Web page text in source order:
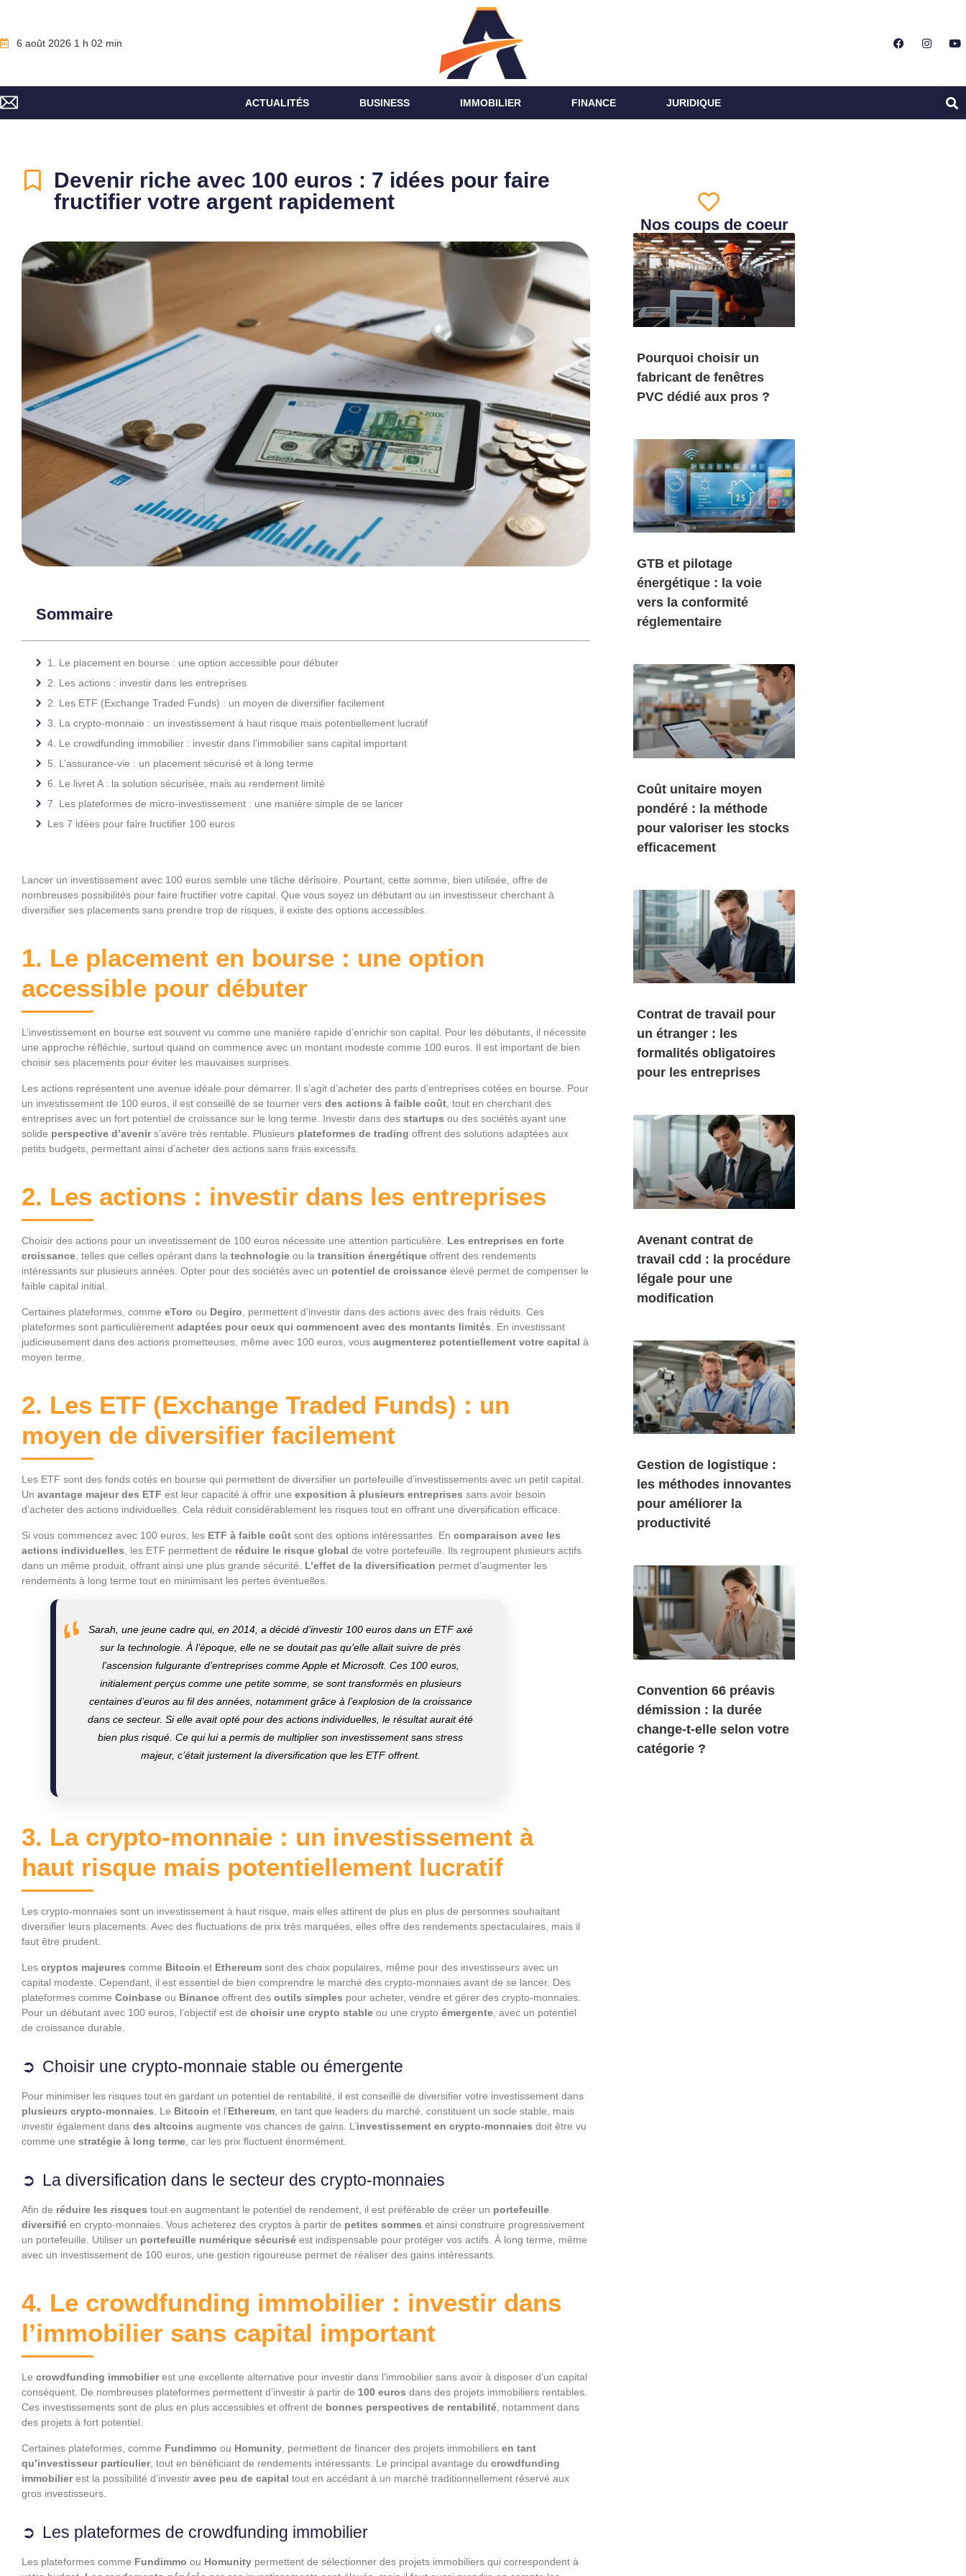
6 août 2026 1 h 02 min
ACTUALITÉS BUSINESS IMMOBILIER FINANCE JURIDIQUE
Devenir riche avec 100 euros : 7 idées pour faire
fructifier votre argent rapidement
Sommaire
1. Le placement en bourse : une option accessible pour débuter
2. Les actions : investir dans les entreprises
2. Les ETF (Exchange Traded Funds) : un moyen de diversifier facilement
3. La crypto-monnaie : un investissement à haut risque mais potentiellement lucratif
4. Le crowdfunding immobilier : investir dans l’immobilier sans capital important
5. L’assurance-vie : un placement sécurisé et à long terme
6. Le livret A : la solution sécurisée, mais au rendement limité
7. Les plateformes de micro-investissement : une manière simple de se lancer
Les 7 idées pour faire fructifier 100 euros
Lancer un investissement avec 100 euros semble une tâche dérisoire. Pourtant, cette somme, bien utilisée, offre de
nombreuses possibilités pour faire fructifier votre capital. Que vous soyez un débutant ou un investisseur cherchant à
diversifier ses placements sans prendre trop de risques, il existe des options accessibles.
1. Le placement en bourse : une option
accessible pour débuter
L’investissement en bourse est souvent vu comme une manière rapide d’enrichir son capital. Pour les débutants, il nécessite
une approche réfléchie, surtout quand on commence avec un montant modeste comme 100 euros. Il est important de bien
choisir ses placements pour éviter les mauvaises surprises.
Les actions représentent une avenue idéale pour démarrer. Il s’agit d’acheter des parts d’entreprises cotées en bourse. Pour
un investissement de 100 euros, il est conseillé de se tourner vers des actions à faible coût , tout en cherchant des
entreprises avec un fort potentiel de croissance sur le long terme. Investir dans des startups ou des sociétés ayant une
solide perspective d’avenirs’avère très rentable. Plusieurs plateformes de trading offrent des solutions adaptées aux
petits budgets, permettant ainsi d’acheter des actions sans frais excessifs.
2. Les actions : investir dans les entreprises
Choisir des actions pour un investissement de 100 euros nécessite une attention particulière. Les entreprises en forte
croissance , telles que celles opérant dans la technologie ou la transition énergétique offrent des rendements
intéressants sur plusieurs années. Opter pour des sociétés avec un potentiel de croissance élevé permet de compenser le
faible capital initial.
Certaines plateformes, comme eToro ou Degiro , permettent d’investir dans des actions avec des frais réduits. Ces
plateformes sont particulièrement adaptées pour ceux qui commencent avec des montants limités . En investissant
judicieusement dans des actions prometteuses, même avec 100 euros, vous augmenterez potentiellement votre capital à
moyen terme.
2. Les ETF (Exchange Traded Funds) : un
moyen de diversifier facilement
Les ETF sont des fonds cotés en bourse qui permettent de diversifier un portefeuille d’investissements avec un petit capital.
Un avantage majeur des ETF est leur capacité à offrir une exposition à plusieurs entreprises sans avoir besoin
d’acheter des actions individuelles. Cela réduit considérablement les risques tout en offrant une diversification efficace.
Si vous commencez avec 100 euros, les ETF à faible coût sont des options intéressantes. En comparaison avec les
actions individuelles , les ETF permettent de réduire le risque global de votre portefeuille. Ils regroupent plusieurs actifs
dans un même produit, offrant ainsi une plus grande sécurité. L’effet de la diversification permet d’augmenter les
rendements à long terme tout en minimisant les pertes éventuelles.
Sarah, une jeune cadre qui, en 2014, a décidé d’investir 100 euros dans un ETF axé
sur la technologie. À l’époque, elle ne se doutait pas qu’elle allait suivre de près
l’ascension fulgurante d’entreprises comme Apple et Microsoft. Ces 100 euros,
initialement perçus comme une petite somme, se sont transformés en plusieurs
centaines d’euros au fil des années, notamment grâce à l’explosion de la croissance
dans ce secteur. Si elle avait opté pour des actions individuelles, le résultat aurait été
bien plus risqué. Ce qui lui a permis de multiplier son investissement sans stress
majeur, c’était justement la diversification que les ETF offrent.
3. La crypto-monnaie : un investissement à
haut risque mais potentiellement lucratif
Les crypto-monnaies sont un investissement à haut risque, mais elles attirent de plus en plus de personnes souhaitant
diversifier leurs placements. Avec des fluctuations de prix très marquées, elles offre des rendements spectaculaires, mais il
faut être prudent.
Les cryptos majeures comme Bitcoin et Ethereum sont des choix populaires, même pour des investisseurs avec un
capital modeste. Cependant, il est essentiel de bien comprendre le marché des crypto-monnaies avant de se lancer. Des
plateformes comme Coinbase ou Binance offrent des outils simples pour acheter, vendre et gérer des crypto-monnaies.
Pour un débutant avec 100 euros, l’objectif est de choisir une crypto stable ou une crypto émergente , avec un potentiel
de croissance durable.
Choisir une crypto-monnaie stable ou émergente
Pour minimiser les risques tout en gardant un potentiel de rentabilité, il est conseillé de diversifier votre investissement dans
plusieurs crypto-monnaies . Le Bitcoin et l’Ethereum , en tant que leaders du marché, constituent un socle stable, mais
investir également dans des altcoins augmente vos chances de gains. L’investissement en crypto-monnaies doit être vu
comme une stratégie à long terme , car les prix fluctuent énormément.
La diversification dans le secteur des crypto-monnaies
Afin de réduire les risques tout en augmentant le potentiel de rendement, il est préférable de créer un portefeuille
diversifié en crypto-monnaies. Vous acheterez des cryptos à partir de petites sommes et ainsi construire progressivement
un portefeuille. Utiliser un portefeuille numérique sécurisé est indispensable pour protéger vos actifs. À long terme, même
avec un investissement de 100 euros, une gestion rigoureuse permet de réaliser des gains intéressants.
4. Le crowdfunding immobilier : investir dans
l’immobilier sans capital important
Le crowdfunding immobilierest une excellente alternative pour investir dans l’immobilier sans avoir à disposer d’un capital
conséquent. De nombreuses plateformes permettent d’investir à partir de 100 euros dans des projets immobiliers rentables.
Ces investissements sont de plus en plus accessibles et offrent de bonnes perspectives de rentabilité , notamment dans
des projets à fort potentiel.
Certaines plateformes, comme Fundimmo ou Homunity , permettent de financer des projets immobiliers en tant
qu’investisseur particulier, tout en bénéficiant de rendements intéressants. Le principal avantage du crowdfunding
immobilierest la possibilité d’investir avec peu de capital tout en accédant à un marché traditionnellement réservé aux
gros investisseurs.
Les plateformes de crowdfunding immobilier
Les plateformes comme Fundimmo ou Homunity permettent de sélectionner des projets immobiliers qui correspondent à
Nos coups de coeur
Pourquoi choisir un
fabricant de fenêtres
PVC dédié aux pros ?
GTB et pilotage
énergétique : la voie
vers la conformité
réglementaire
Coût unitaire moyen
pondéré : la méthode
pour valoriser les stocks
efficacement
Contrat de travail pour
un étranger : les
formalités obligatoires
pour les entreprises
Avenant contrat de
travail cdd : la procédure
légale pour une
modification
Gestion de logistique :
les méthodes innovantes
pour améliorer la
productivité
Convention 66 préavis
démission : la durée
change-t-elle selon votre
catégorie ?